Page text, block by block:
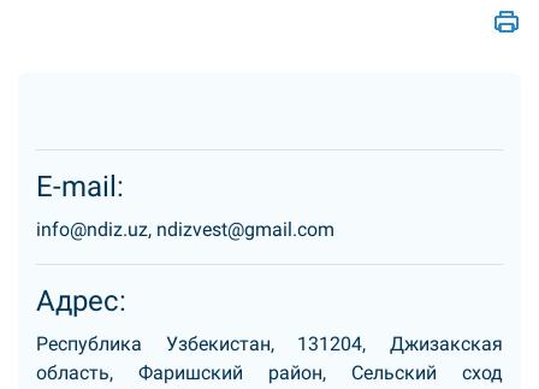
E-mail:
info@ndiz.uz, ndizvest@gmail.com
Адрес:
Республика Узбекистан, 131204, Джизакская
область, Фаришский район, Сельский сход